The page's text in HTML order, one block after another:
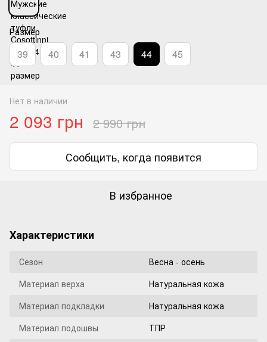
Размер
39 40 41 43 44 45
Нет в наличии
2 093 грн 2 990 грн
Сообщить, когда появится
В избранное
Характеристики
Сезон
Весна - осень
Материал верха
Натуральная кожа
Материал подкладки
Натуральная кожа
Материал подошвы
ТПР